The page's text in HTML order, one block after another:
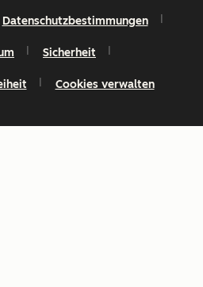
Datenschutzbestimmungen
Sicherheit
Cookies verwalten